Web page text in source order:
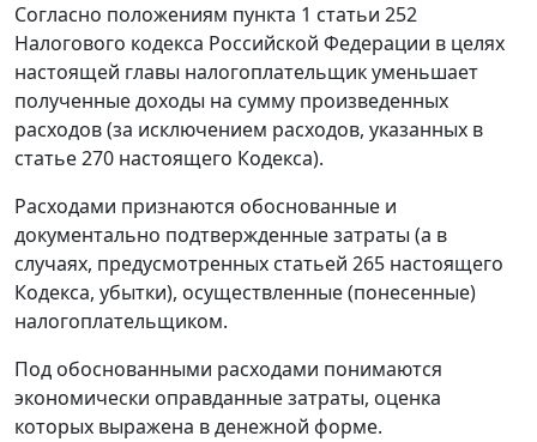
Согласно положениям пункта 1 статьи 252
Налогового кодекса Российской Федерации в целях
настоящей главы налогоплательщик уменьшает
полученные доходы на сумму произведенных
расходов (за исключением расходов, указанных в
статье 270 настоящего Кодекса).
Расходами признаются обоснованные и
документально подтвержденные затраты (а в
случаях, предусмотренных статьей 265 настоящего
Кодекса, убытки), осуществленные (понесенные)
налогоплательщиком.
Под обоснованными расходами понимаются
экономически оправданные затраты, оценка
которых выражена в денежной форме.